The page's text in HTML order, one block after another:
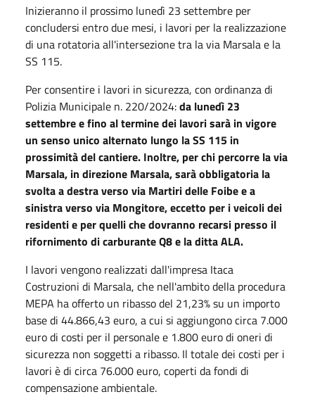
Inizieranno il prossimo lunedì 23 settembre per
concludersi entro due mesi, i lavori per la realizzazione
di una rotatoria all'intersezione tra la via Marsala e la
SS 115.
Per consentire i lavori in sicurezza, con ordinanza di
Polizia Municipale n. 220/2024:da lunedì 23
settembre e fino al termine dei lavori sarà in vigore
un senso unico alternato lungo la SS 115 in
prossimità del cantiere. Inoltre, per chi percorre la via
Marsala, in direzione Marsala, sarà obbligatoria la
svolta a destra verso via Martiri delle Foibe e a
sinistra verso via Mongitore, eccetto per i veicoli dei
residenti e per quelli che dovranno recarsi presso il
rifornimento di carburante Q8 e la ditta ALA.
I lavori vengono realizzati dall'impresa Itaca
Costruzioni di Marsala, che nell'ambito della procedura
MEPA ha offerto un ribasso del 21,23% su un importo
base di 44.866,43 euro, a cui si aggiungono circa 7.000
euro di costi per il personale e 1.800 euro di oneri di
sicurezza non soggetti a ribasso. Il totale dei costi per i
lavori è di circa 76.000 euro, coperti da fondi di
compensazione ambientale.